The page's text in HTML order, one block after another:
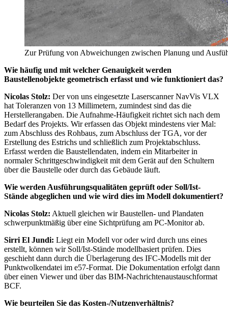
Zur Prüfung von Abweichungen zwischen Planung und
Wie häufig und mit welcher Genauigkeit werden
Baustellenobjekte geometrisch erfasst und wie funktioniert das?
Nicolas Stolz: Der von uns eingesetzte Laserscanner NavVis VLX
hat Toleranzen von 13 Millimetern, zumindest sind das die
Herstellerangaben. Die Aufnahme-Häufigkeit richtet sich nach dem
Bedarf des Projekts. Wir erfassen das Objekt mindestens vier Mal:
zum Abschluss des Rohbaus, zum Abschluss der TGA, vor der
Erstellung des Estrichs und schließlich zum Projektabschluss.
Erfasst werden die Baustellendaten, indem ein Mitarbeiter in
normaler Schrittgeschwindigkeit mit dem Gerät auf den Schultern
über die Baustelle oder durch das Gebäude läuft.
Wie werden Ausführungsqualitäten geprüft oder Soll/Ist-
Stände abgeglichen und wie wird dies im Modell dokumentiert?
Nicolas Stolz: Aktuell gleichen wir Baustellen- und Plandaten
schwerpunktmäßig über eine Sichtprüfung am PC-Monitor ab.
Sirri El Jundi: Liegt ein Modell vor oder wird durch uns eines
erstellt, können wir Soll/Ist-Stände modellbasiert prüfen. Dies
geschieht dann durch die Überlagerung des IFC-Modells mit der
Punktwolkendatei im e57-Format. Die Dokumentation erfolgt dann
über einen Viewer und über das BIM-Nachrichtenaustauschformat
BCF.
Wie beurteilen Sie das Kosten-/Nutzenverhältnis?